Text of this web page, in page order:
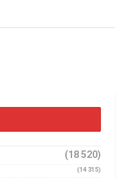
(18 520)
(14 315)